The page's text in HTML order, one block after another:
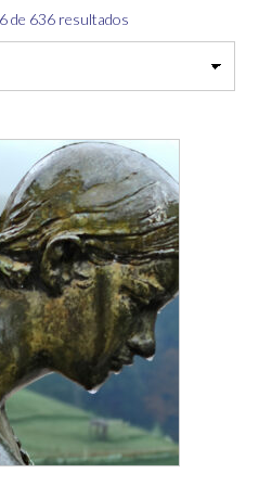
de 636 resultadosOrdenado
por
últimos